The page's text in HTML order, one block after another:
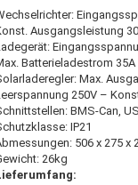
Ausgangsleistung
Batterieladestrom 35A
Max.
250V –
BMS-Can,
IP21
506 x 275 x
26kg